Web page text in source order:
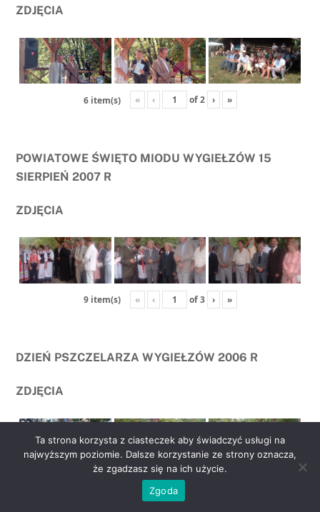
ZDJĘCIA
6 item(s) « ‹ of2 › »
POWIATOWE ŚWIĘTO MIODU WYGIEŁZÓW 15
SIERPIEŃ 2007 R
ZDJĘCIA
9 item(s) « ‹ of3 › »
DZIEŃ PSZCZELARZA WYGIEŁZÓW 2006 R
ZDJĘCIA
‹
Ta strona korzysta z ciasteczek aby świadczyć usługi na
najwyższym poziomie. Dalsze korzystanie ze strony oznacza,
że zgadzasz się na ich użycie.
Zgoda